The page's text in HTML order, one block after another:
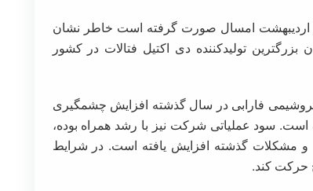
اردیبهشت امسال صورت گرفته است خاطر نشان
تولید ۵ درصد، به عنوان بزرگترین تولیدکننده دی اکتیل فتالات در کشور
فارابی در سال گذشته افزایش چشمگیری
است. سود عملیاتی شرکت نیز با رشد همراه بوده،
و مشکلات گذشته افزایش یافته است. در شرایط
حرکت کند.